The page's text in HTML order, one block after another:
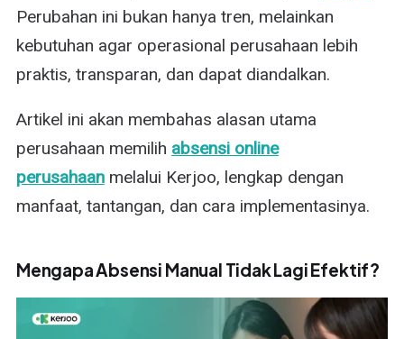
Perubahan ini bukan hanya tren, melainkan
kebutuhan agar operasional perusahaan lebih
praktis, transparan, dan dapat diandalkan.
Artikel ini akan membahas alasan utama
perusahaan memilih absensi online
perusahaanmelalui Kerjoo, lengkap dengan
manfaat, tantangan, dan cara implementasinya.
Mengapa Absensi Manual Tidak Lagi Efektif?